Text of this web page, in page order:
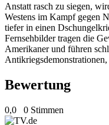
Anstatt rasch zu siegen,
Westens im Kampf gegen
tiefer in einen
Fernsehbilder tragen die
Amerikaner und führen
Bewertung
0,0 0 Stimmen